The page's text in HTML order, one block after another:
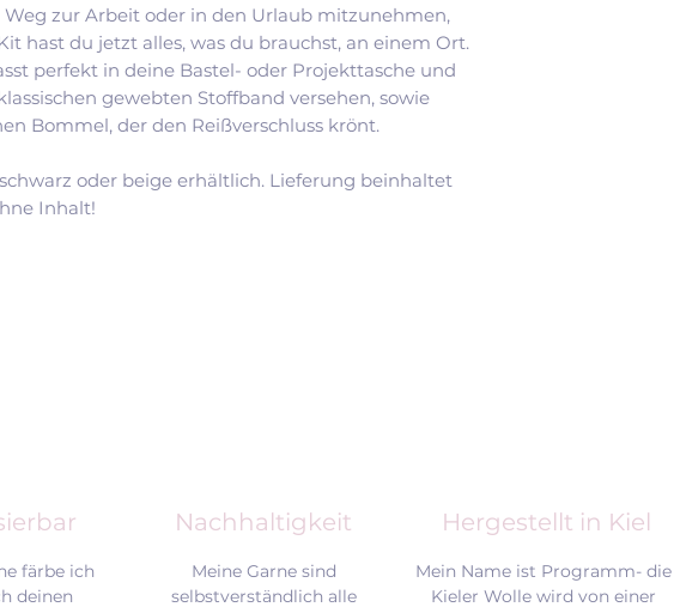
zur Arbeit oder in den Urlaub mitzunehmen,
hast du jetzt alles, was du brauchst, an einem Ort.
perfekt in deine Bastel- oder Projekttasche und
gewebten Stoffband versehen, sowie
Bommel, der den Reißverschluss krönt.
oder beige erhältlich. Lieferung beinhaltet
Inhalt!
Hergestellt in Kiel
Nachhaltigkeit
färbe ich
deinen
Meine Garne sind
selbstverständlich alle
Mein Name ist Programm- die
Kieler Wolle wird von einer